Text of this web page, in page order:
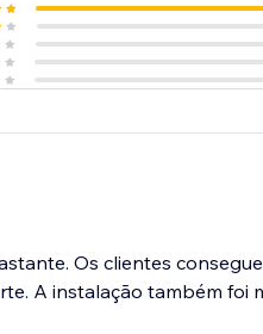
Os clientes
A instalação também foi